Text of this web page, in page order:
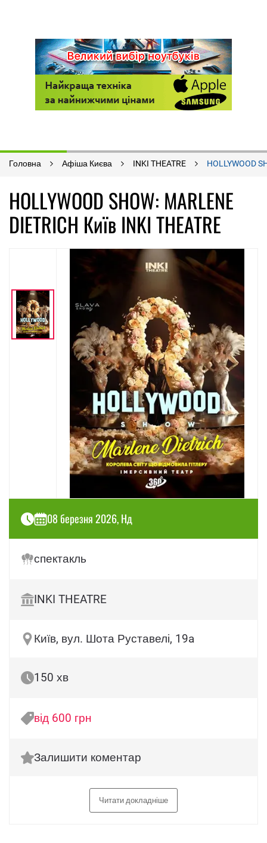
Головна Афіша Києва INKI THEATRE HOLLYWOOD
HOLLYWOOD SHOW: MARLENE
DIETRICH Київ INKI THEATRE
08 березня 2026, Нд
спектакль
INKI THEATRE
Київ, вул. Шота Руставелі, 19a
150 хв
від 600 грн
Залишити коментар
Читати докладніше